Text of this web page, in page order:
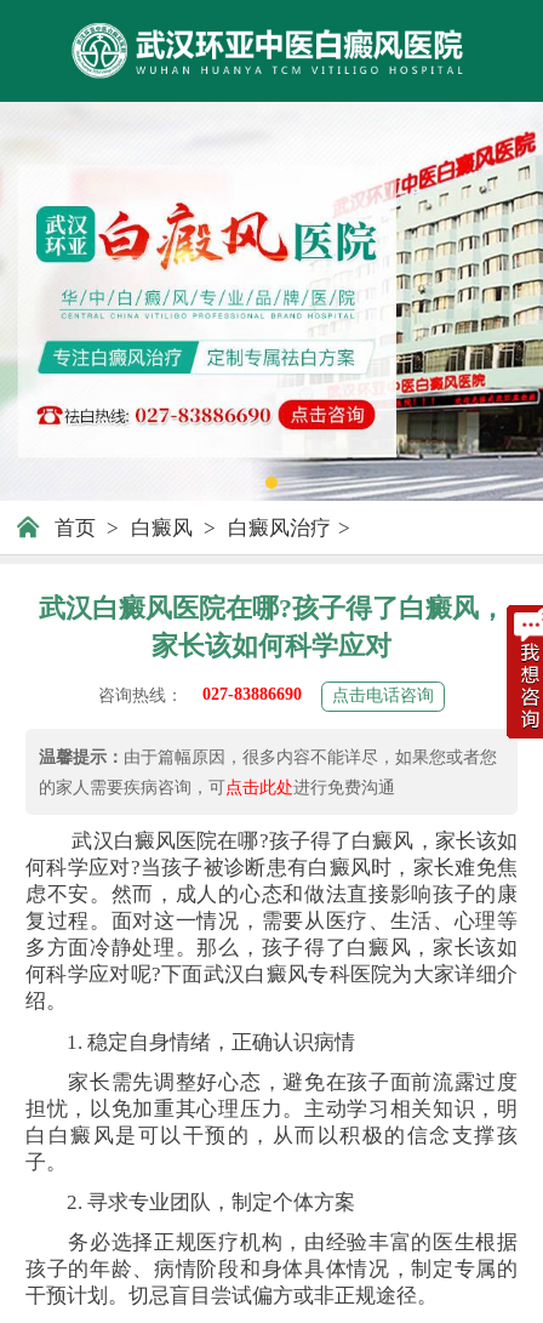
首页 > 白癜风 > 白癜风治疗 >
武汉白癜风医院在哪?孩子得了白癜风，
家长该如何科学应对
咨询热线： 027-83886690 点击电话咨询
温馨提示： 由于篇幅原因，很多内容不能详尽，如果您或者您
的家人需要疾病咨询，可点击此处进行免费沟通
武汉白癜风医院在哪?孩子得了白癜风，家长该如
何科学应对?当孩子被诊断患有白癜风时，家长难免焦
虑不安。然而，成人的心态和做法直接影响孩子的康
复过程。面对这一情况，需要从医疗、生活、心理等
多方面冷静处理。那么，孩子得了白癜风，家长该如
何科学应对呢?下面武汉白癜风专科医院为大家详细介
绍。
1. 稳定自身情绪，正确认识病情
家长需先调整好心态，避免在孩子面前流露过度
担忧，以免加重其心理压力。主动学习相关知识，明
白白癜风是可以干预的，从而以积极的信念支撑孩
子。
2. 寻求专业团队，制定个体方案
务必选择正规医疗机构，由经验丰富的医生根据
孩子的年龄、病情阶段和身体具体情况，制定专属的
干预计划。切忌盲目尝试偏方或非正规途径。